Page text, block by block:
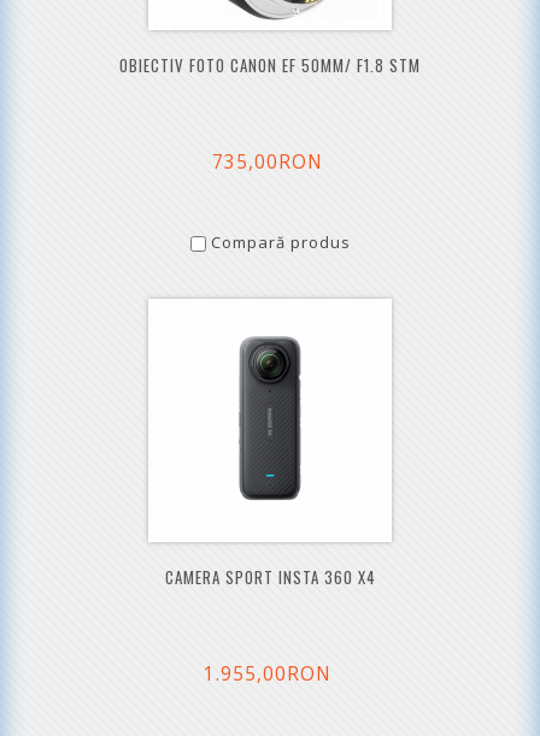
OBIECTIV FOTO CANON EF 50MM/ F1.8 STM​
735,00RON
Compară produs
CAMERA SPORT INSTA 360 X4
1.955,00RON